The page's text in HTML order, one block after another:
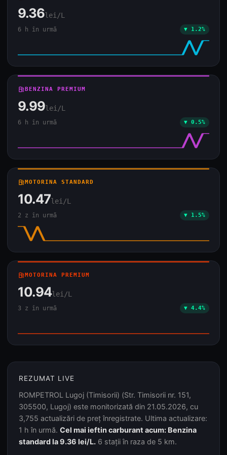
9.36lei/L
6 h în urmă ▼ 1.2%
local_gas_stationBENZINA PREMIUM
9.99lei/L
6 h în urmă ▼ 0.5%
local_gas_stationMOTORINA STANDARD
10.47lei/L
2 z în urmă ▼ 1.5%
local_gas_stationMOTORINA PREMIUM
10.94lei/L
3 z în urmă ▼ 4.4%
REZUMAT LIVE
ROMPETROL Lugoj (Timisorii) (Str. Timisorii nr. 151,
305500, Lugoj) este monitorizată din 21.05.2026, cu
3,755 actualizări de preț înregistrate. Ultima actualizare:
1 h în urmă. Cel mai ieftin carburant acum: Benzina
standard la 9.36 lei/L. 6 stații în raza de 5 km.